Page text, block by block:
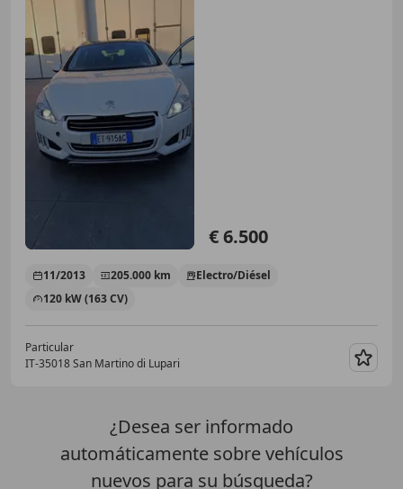
€ 6.500
11/2013 205.000 km
Electro/Diésel
120 kW (163 CV)
Particular
IT-35018 San Martino di Lupari
¿Desea ser informado
automáticamente sobre vehículos
nuevos para su búsqueda?